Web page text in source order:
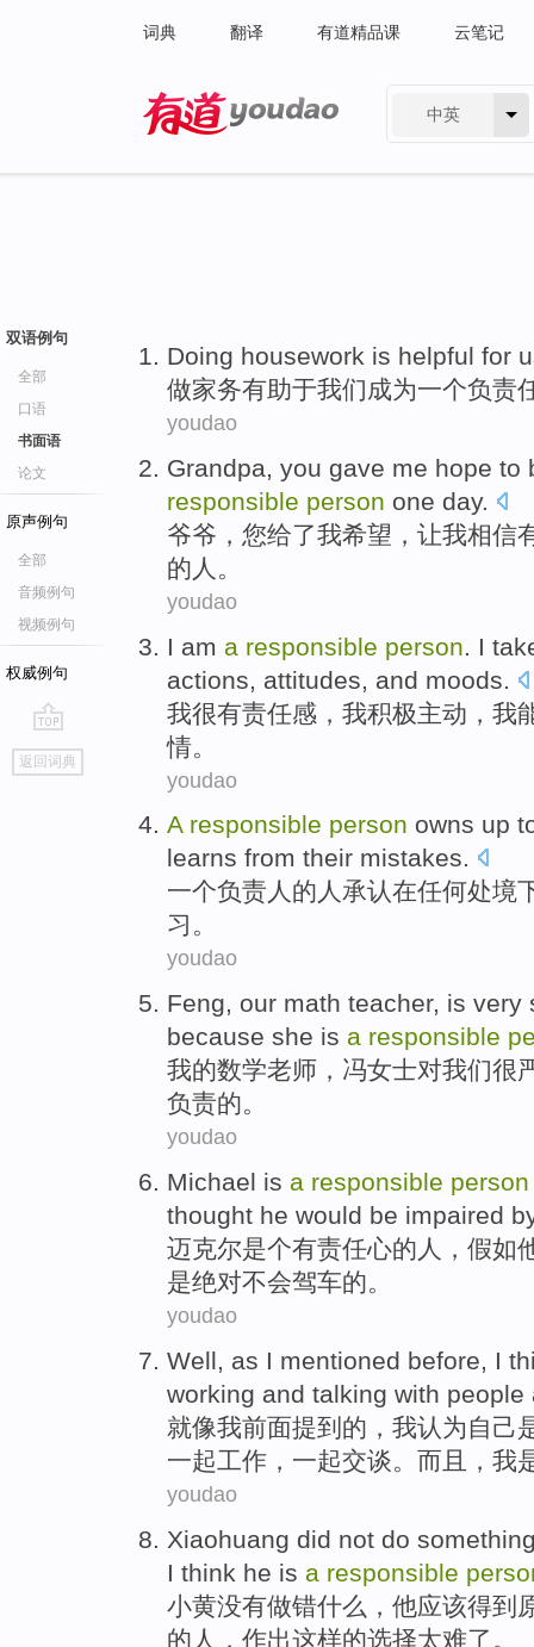
词典 翻译 有道精品课 云笔记
中英
双语例句
全部
口语
书面语
论文
原声例句
全部
音频例句
视频例句
权威例句
go
top
返回词典
Doing housework is helpful for
做家务有助于我们成为一个负责
youdao
Grandpa, you gave me hope
responsible person one day.
爷爷，您给了我希望，让我相信
的人。
youdao
I am a responsible person I
actions, attitudes and moods
我很有责任感，我积极主动，我
情。
youdao
A responsible person owns up
learns from their mistakes.
一个负责人 的人承认在任何处境
习 。
youdao
Feng, our math teacher, is very
because she is a responsible
我的数学老师 ， 冯女士对我们很
负责的。
youdao
Michael is a responsible person
thought he would be impaired
迈克尔是个有责任心的 人 ， 假如
是绝对不会驾车的。
youdao
Well, as I mentioned before, I
working and talking with people
就像我前面提到的，我认为 自己
一起工作 ， 一起交谈。 而且 ，我
youdao
Xiaohuang did not do
I think he is a responsible
小黄没有做错什么， 他应该得到
的 人 ，作出这样的选择太难了 。